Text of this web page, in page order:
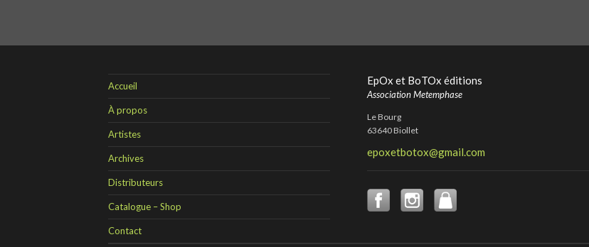
Accueil
À propos
Artistes
Archives
Distributeurs
Catalogue – Shop
Contact
EpOx et BoTOx éditions
Association Metemphase
Le Bourg
63640 Biollet
epoxetbotox@gmail.com